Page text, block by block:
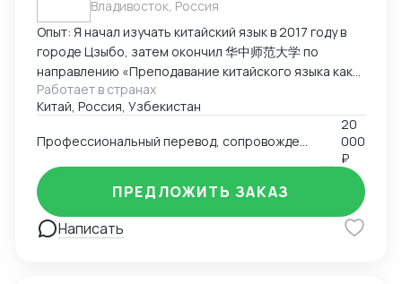
Владивосток, Россия
Опыт: Я начал изучать китайский язык в 2017 году в
городе Цзыбо, затем окончил 华中师范大学 по
направлению «Преподавание китайского языка как
иностранного». Прожил в Китае восемь лет,
занимался преподаванием китайского языка
иностранцам, работал переводчиком и участвовал в
международных проектах. Кроме педагогической
деятельности, я проводил аудиты китайских заводов,
инспекции товаров перед экспортом и оценку
соответствия продукции требованиям заказчиков.
Этот опыт укрепил мои навыки деловой
Работает в странах
Китай, Россия, Узбекистан
Профессиональный перевод, сопровождение, аудит и инспекция товаров, подбор партнёров, консультации по импорту/экспорту
20
000
₽
Написать
ПРЕДЛОЖИТЬ ЗАКАЗ